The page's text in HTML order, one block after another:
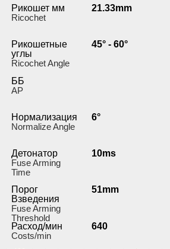
Рикошет мм
Ricochet
21.33mm
Рикошетные
углы
Ricochet Angle
45° - 60°
ББ
AP
Нормализация
Normalize Angle
6°
Детонатор
Fuse Arming
Time
10ms
Порог
Взведения
Fuse Arming
Threshold
51mm
Расход/мин
Costs/min
640